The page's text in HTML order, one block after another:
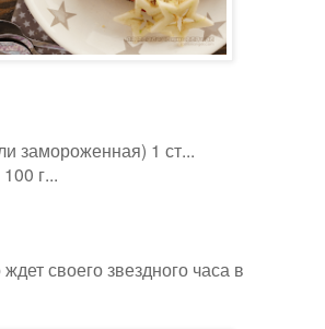
замороженная) 1 ст...
г...
своего звездного часа в